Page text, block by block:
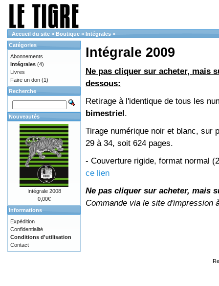
Accueil du site » Boutique » Intégrales »
Intégrale 2009
Ne pas cliquer sur acheter, mais
dessous:
Retirage à l'identique de tous les
bimestriel.
Tirage numérique noir et blanc, sur
29 à 34, soit 624 pages.
- Couverture rigide, format normal
ce lien
Ne pas cliquer sur acheter, mais
Commande via le site d'impression
Catégories
Abonnements
Intégrales (4)
Livres
Faire un don (1)
Recherche
Nouveautés
Intégrale 2008
0,00€
Informations
Expédition
Confidentialité
Conditions d'utilisation
Contact